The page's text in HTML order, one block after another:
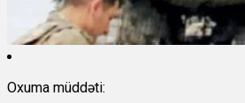
Oxuma müddəti: